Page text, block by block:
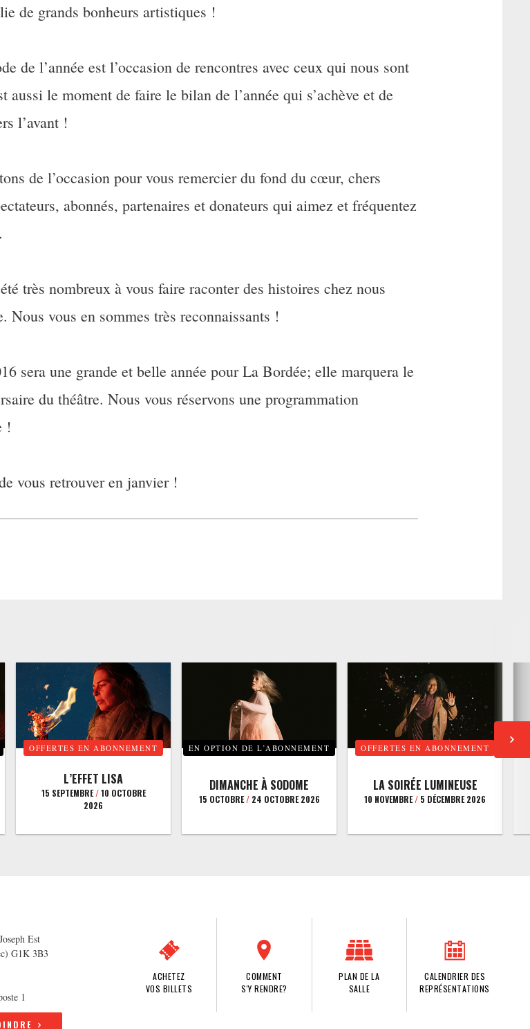
de grands bonheurs artistiques !
de l’année est l’occasion de rencontres avec ceux qui nous sont
aussi le moment de faire le bilan de l’année qui s’achève et de
l’avant !
de l’occasion pour vous remercier du fond du cœur, chers
abonnés, partenaires et donateurs qui aimez et fréquentez
très nombreux à vous faire raconter des histoires chez nous
Nous vous en sommes très reconnaissants !
sera une grande et belle année pour La Bordée; elle marquera le
du théâtre. Nous vous réservons une programmation
!
vous retrouver en janvier !
OFFERTES EN ABONNEMENT
L’EFFET LISA
15 SEPTEMBRE/10 OCTOBRE
2026
EN OPTION DE L’ABONNEMENT
DIMANCHE À SODOME
15 OCTOBRE/24 OCTOBRE 2026
OFFERTES EN ABONNEMENT
LA SOIRÉE LUMINEUSE
10 NOVEMBRE/ 5 DÉCEMBRE 2026
Est
G1K 3B3
1
ACHETEZ
VOS BILLETS
COMMENT
S'Y RENDRE?
PLAN DE LA
SALLE
CALENDRIER DES
REPRÉSENTATIONS